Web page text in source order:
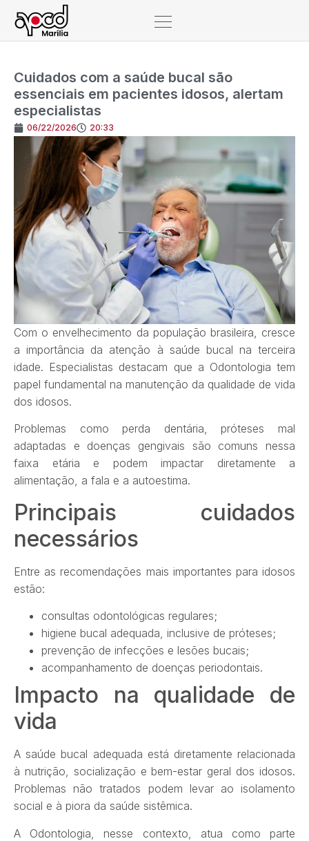
Cuidados com a saúde bucal são
essenciais em pacientes idosos, alertam
especialistas
06/22/2026 20:33
Com o envelhecimento da população brasileira, cresce
a importância da atenção à saúde bucal na terceira
idade. Especialistas destacam que a Odontologia tem
papel fundamental na manutenção da qualidade de vida
dos idosos.
Problemas como perda dentária, próteses mal
adaptadas e doenças gengivais são comuns nessa
faixa etária e podem impactar diretamente a
alimentação, a fala e a autoestima.
Principais cuidados
necessários
Entre as recomendações mais importantes para idosos
estão:
consultas odontológicas regulares;
higiene bucal adequada, inclusive de próteses;
prevenção de infecções e lesões bucais;
acompanhamento de doenças periodontais.
Impacto na qualidade de
vida
A saúde bucal adequada está diretamente relacionada
à nutrição, socialização e bem-estar geral dos idosos.
Problemas não tratados podem levar ao isolamento
social e à piora da saúde sistêmica.
A Odontologia, nesse contexto, atua como parte